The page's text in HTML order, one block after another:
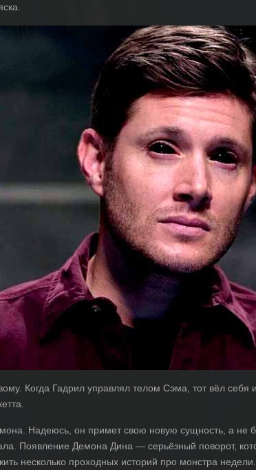
Когда Гадрил управлял телом Сэма, тот вёл себя
Надеюсь, он примет свою новую сущность, а не
Появление Демона Дина — серьёзный поворот,
несколько проходных историй про монстра недели.